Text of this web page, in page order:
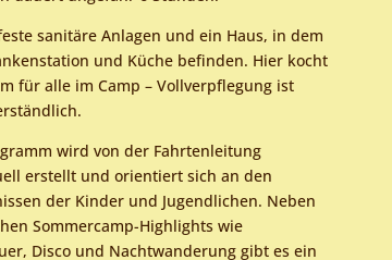
sanitäre Anlagen und ein Haus, in dem
und Küche befinden. Hier kocht
für alle im Camp – Vollverpflegung ist
wird von der Fahrtenleitung
erstellt und orientiert sich an den
der Kinder und Jugendlichen. Neben
Sommercamp-Highlights wie
Disco und Nachtwanderung gibt es ein